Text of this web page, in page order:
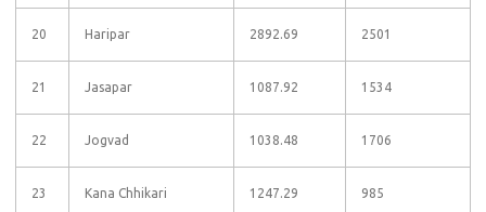
20 Haripar 2892.69 2501
21 Jasapar 1087.92 1534
22 Jogvad 1038.48 1706
23 Kana Chhikari 1247.29 985